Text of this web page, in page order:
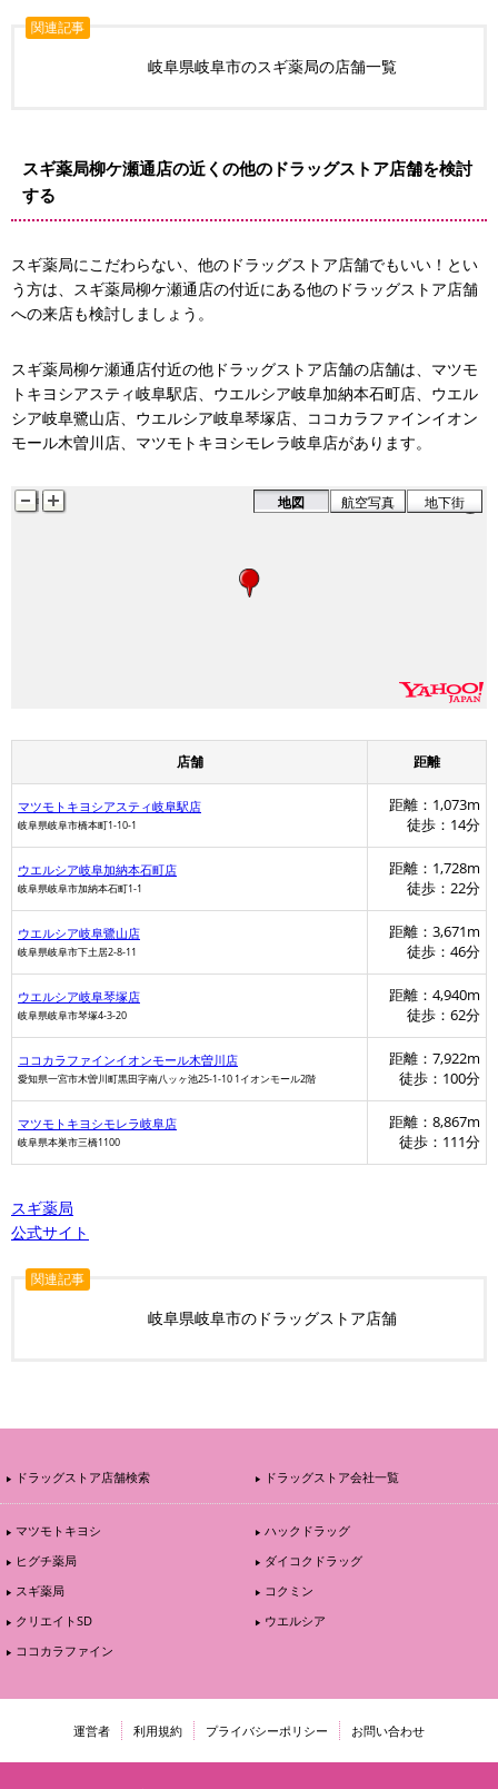
関連記事
岐阜県岐阜市のスギ薬局の店舗一覧
スギ薬局柳ケ瀬通店の近くの他のドラッグストア店舗を検討
する
スギ薬局にこだわらない、他のドラッグストア店舗でもいい！とい
う方は、スギ薬局柳ケ瀬通店の付近にある他のドラッグストア店舗
への来店も検討しましょう。
スギ薬局柳ケ瀬通店付近の他ドラッグストア店舗の店舗は、マツモ
トキヨシアスティ岐阜駅店、ウエルシア岐阜加納本石町店、ウエル
シア岐阜鷺山店、ウエルシア岐阜琴塚店、ココカラファインイオン
モール木曽川店、マツモトキヨシモレラ岐阜店があります。
地図 航空写真 地下街
店舗 距離
マツモトキヨシアスティ岐阜駅店
岐阜県岐阜市橋本町1-10-1
距離：1,073m
徒歩：14分
ウエルシア岐阜加納本石町店
岐阜県岐阜市加納本石町1-1
距離：1,728m
徒歩：22分
ウエルシア岐阜鷺山店
岐阜県岐阜市下土居2-8-11
距離：3,671m
徒歩：46分
ウエルシア岐阜琴塚店
岐阜県岐阜市琴塚4-3-20
距離：4,940m
徒歩：62分
ココカラファインイオンモール木曽川店
愛知県一宮市木曽川町黒田字南八ッヶ池25-1-10 1イオンモール2階
距離：7,922m
徒歩：100分
マツモトキヨシモレラ岐阜店
岐阜県本巣市三橋1100
距離：8,867m
徒歩：111分
スギ薬局
公式サイト
関連記事
岐阜県岐阜市のドラッグストア店舗
ドラッグストア店舗検索 ドラッグストア会社一覧
マツモトキヨシ
ハックドラッグ
ヒグチ薬局
ダイコクドラッグ
スギ薬局
コクミン
クリエイトSD
ウエルシア
ココカラファイン
運営者 利用規約 プライバシーポリシー お問い合わせ